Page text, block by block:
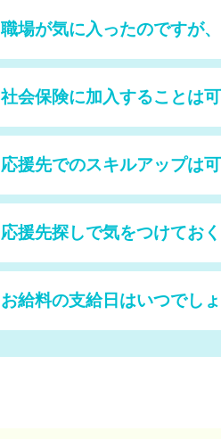
職場が気に入ったのですが
社会保険に加入することは
応援先でのスキルアップは
応援先探しで気をつけてお
お給料の支給日はいつでし